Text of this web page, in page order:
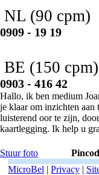
NL (90 cpm)
0909 - 19 19
BE (150 cpm)
0903 - 416 42
Hallo, ik ben medium
je klaar om inzichten aan
luisterend oor te zijn,
kaartlegging. Ik help u
Stuur foto
MicroBel | Privacy |